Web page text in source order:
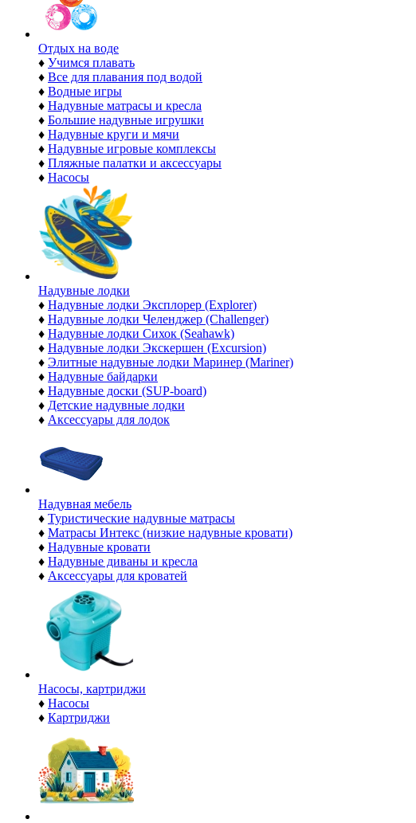
Отдых на воде
♦ Учимся плавать
♦ Все для плавания под водой
♦ Водные игры
♦ Надувные матрасы и кресла
♦ Большие надувные игрушки
♦ Надувные круги и мячи
♦ Надувные игровые комплексы
♦ Пляжные палатки и аксессуары
♦ Насосы
Надувные лодки
♦ Надувные лодки Эксплорер (Explorer)
♦ Надувные лодки Челенджер (Challenger)
♦ Надувные лодки Сихок (Seahawk)
♦ Надувные лодки Экскершен (Excursion)
♦ Элитные надувные лодки Маринер (Mariner)
♦ Надувные байдарки
♦ Надувные доски (SUP-board)
♦ Детские надувные лодки
♦ Аксессуары для лодок
Надувная мебель
♦ Туристические надувные матрасы
♦ Матрасы Интекс (низкие надувные кровати)
♦ Надувные кровати
♦ Надувные диваны и кресла
♦ Аксессуары для кроватей
Насосы, картриджи
♦ Насосы
♦ Картриджи